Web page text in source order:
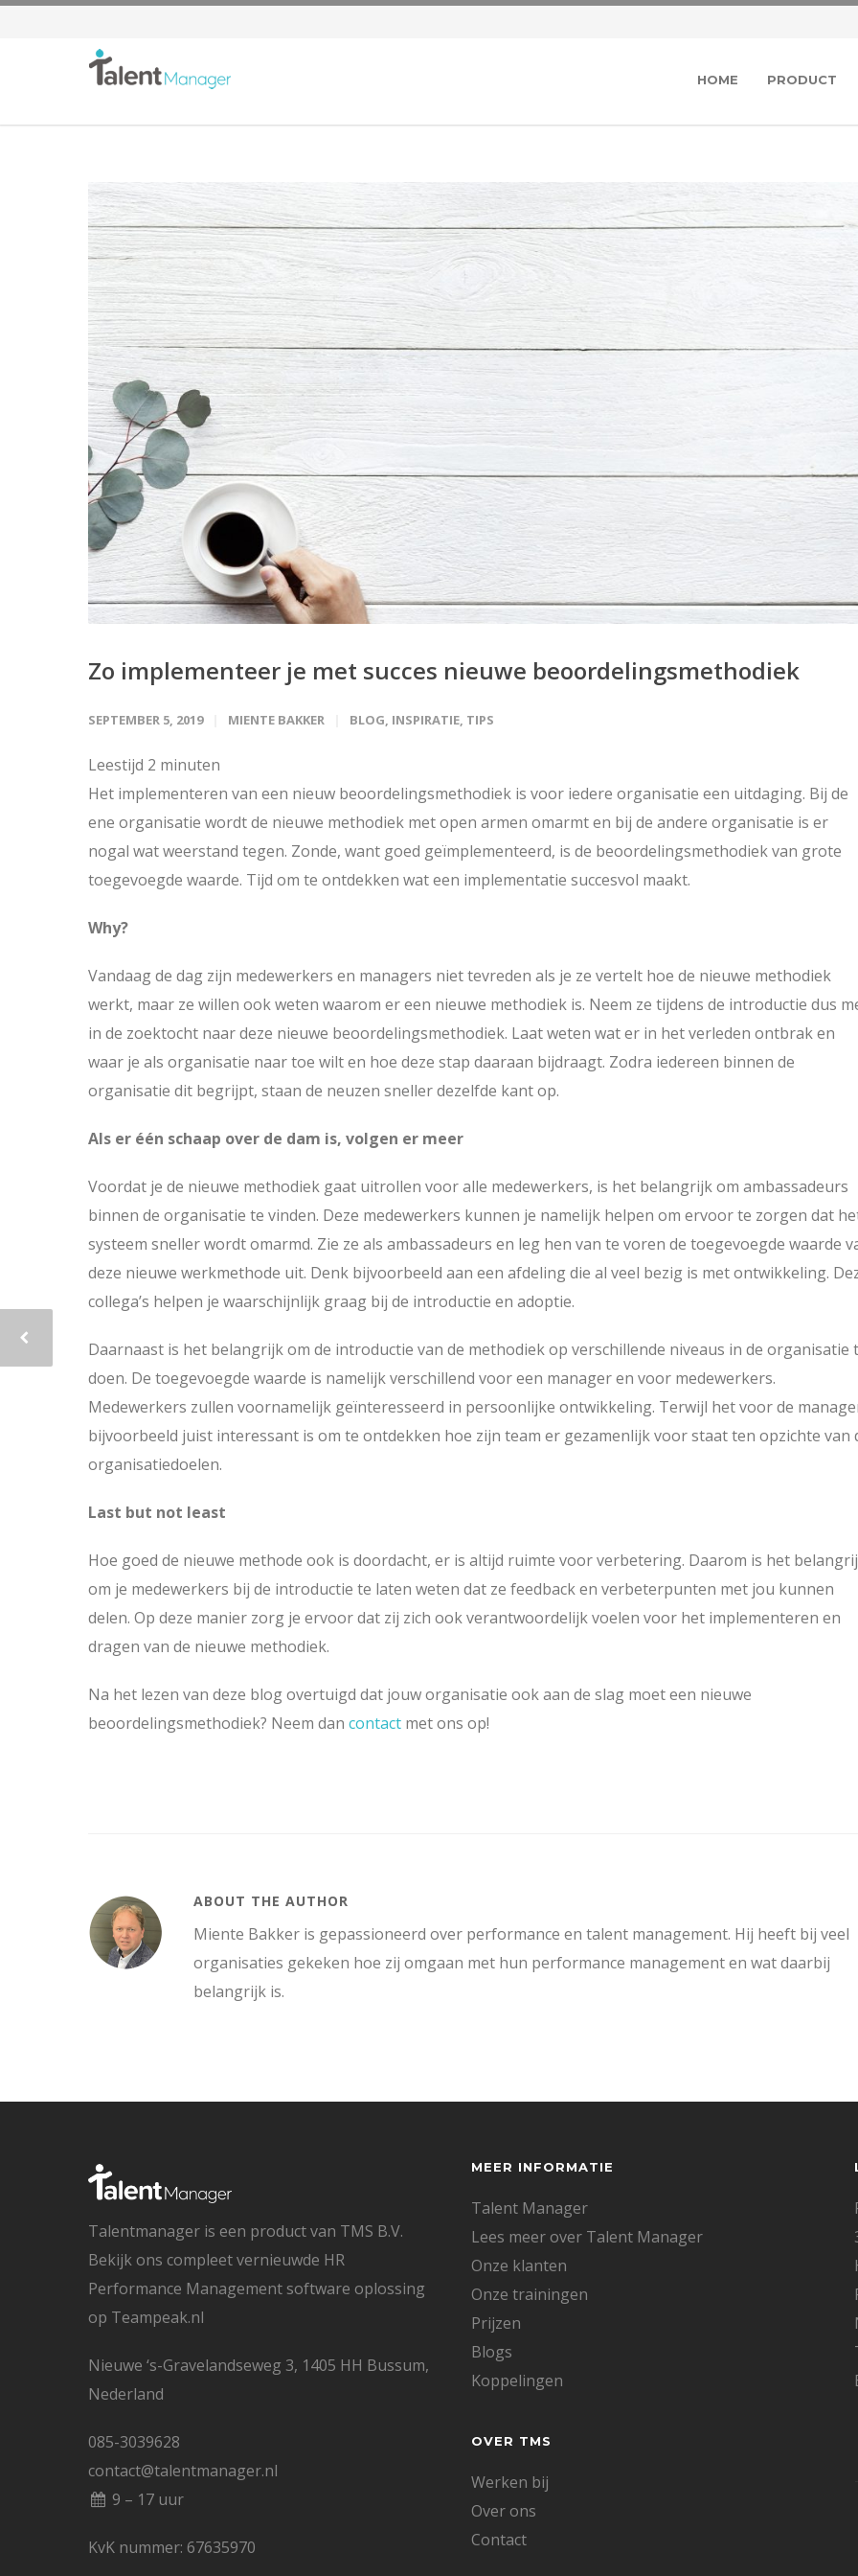
HOME PRODUCT
Zo implementeer je met succes nieuwe beoordelingsmethodiek
SEPTEMBER 5, 2019 MIENTE BAKKER BLOG, INSPIRATIE, TIPS
Leestijd 2 minuten
Het implementeren van een nieuw beoordelingsmethodiek is voor iedere organisatie een uitdaging. Bij de
ene organisatie wordt de nieuwe methodiek met open armen omarmt en bij de andere organisatie is er
nogal wat weerstand tegen. Zonde, want goed geïmplementeerd, is de beoordelingsmethodiek van grote
toegevoegde waarde. Tijd om te ontdekken wat een implementatie succesvol maakt.
Why?
Vandaag de dag zijn medewerkers en managers niet tevreden als je ze vertelt hoe de nieuwe methodiek
werkt, maar ze willen ook weten waarom er een nieuwe methodiek is. Neem ze tijdens de introductie dus
in de zoektocht naar deze nieuwe beoordelingsmethodiek. Laat weten wat er in het verleden ontbrak en
waar je als organisatie naar toe wilt en hoe deze stap daaraan bijdraagt. Zodra iedereen binnen de
organisatie dit begrijpt, staan de neuzen sneller dezelfde kant op.
Als er één schaap over de dam is, volgen er meer
Voordat je de nieuwe methodiek gaat uitrollen voor alle medewerkers, is het belangrijk om ambassadeurs
binnen de organisatie te vinden. Deze medewerkers kunnen je namelijk helpen om ervoor te zorgen dat
systeem sneller wordt omarmd. Zie ze als ambassadeurs en leg hen van te voren de toegevoegde waarde
deze nieuwe werkmethode uit. Denk bijvoorbeeld aan een afdeling die al veel bezig is met ontwikkeling.
collega’s helpen je waarschijnlijk graag bij de introductie en adoptie.
Daarnaast is het belangrijk om de introductie van de methodiek op verschillende niveaus in de organisatie
doen. De toegevoegde waarde is namelijk verschillend voor een manager en voor medewerkers.
Medewerkers zullen voornamelijk geïnteresseerd in persoonlijke ontwikkeling. Terwijl het voor de
bijvoorbeeld juist interessant is om te ontdekken hoe zijn team er gezamenlijk voor staat ten opzichte van
organisatiedoelen.
Last but not least
Hoe goed de nieuwe methode ook is doordacht, er is altijd ruimte voor verbetering. Daarom is het
om je medewerkers bij de introductie te laten weten dat ze feedback en verbeterpunten met jou kunnen
delen. Op deze manier zorg je ervoor dat zij zich ook verantwoordelijk voelen voor het implementeren en
dragen van de nieuwe methodiek.
Na het lezen van deze blog overtuigd dat jouw organisatie ook aan de slag moet een nieuwe
beoordelingsmethodiek? Neem dan contact met ons op!
ABOUT THE AUTHOR
Miente Bakker is gepassioneerd over performance en talent management. Hij heeft bij veel
organisaties gekeken hoe zij omgaan met hun performance management en wat daarbij
belangrijk is.
Talentmanager is een product van TMS B.V.
Bekijk ons compleet vernieuwde HR
Performance Management software oplossing
op Teampeak.nl
Nieuwe ‘s-Gravelandseweg 3, 1405 HH Bussum,
Nederland
085-3039628
contact@talentmanager.nl
9 – 17 uur
KvK nummer: 67635970
MEER INFORMATIE
Talent Manager
Lees meer over Talent Manager
Onze klanten
Onze trainingen
Prijzen
Blogs
Koppelingen
OVER TMS
Werken bij
Over ons
Contact